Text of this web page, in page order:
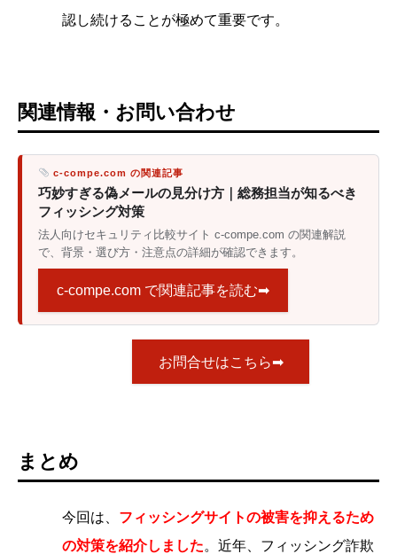
認し続けることが極めて重要です。
関連情報・お問い合わせ
c-compe.com の関連記事
巧妙すぎる偽メールの見分け方｜総務担当が知るべき
フィッシング対策
法人向けセキュリティ比較サイト c-compe.com の関連解説
で、背景・選び方・注意点の詳細が確認できます。
c-compe.com で関連記事を読む➡
お問合せはこちら➡
まとめ
今回は、 フィッシングサイトの被害を抑えるため
の対策を紹介しました。近年、フィッシング詐欺